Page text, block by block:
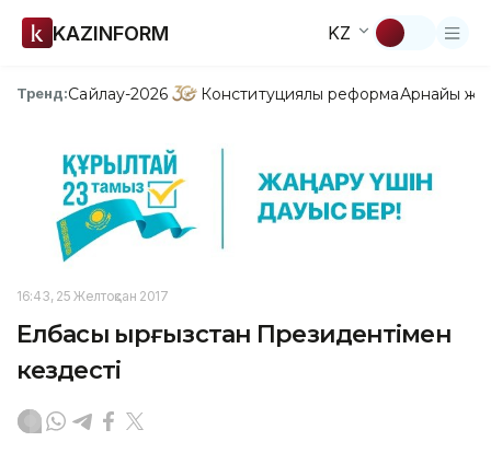
KAZINFORM KZ
Тренд:Сайлау-2026 Конституциялық реформаАрнайы
16:43, 25 Желтоқсан 2017
Елбасы Қырғызстан Президентімен
кездесті